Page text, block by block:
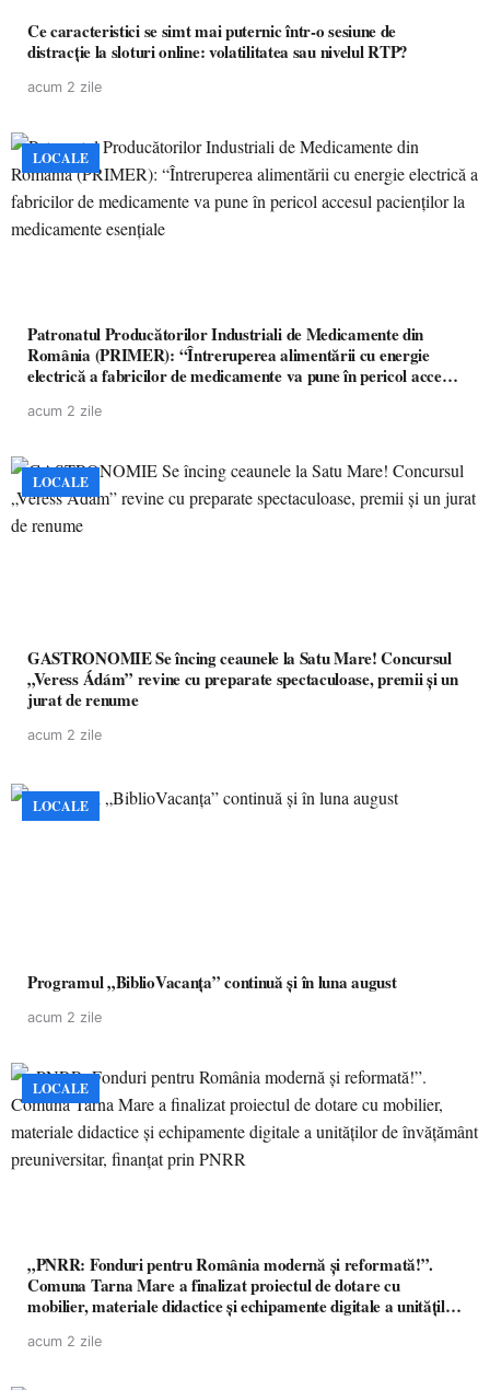
Ce caracteristici se simt mai puternic într-o sesiune de
distracție la sloturi online: volatilitatea sau nivelul RTP?
acum 2 zile
LOCALE
Patronatul Producătorilor Industriali de Medicamente din
România (PRIMER): “Întreruperea alimentării cu energie
electrică a fabricilor de medicamente va pune în pericol accesul
acum 2 zile
LOCALE
GASTRONOMIE Se încing ceaunele la Satu Mare! Concursul
„Veress Ádám” revine cu preparate spectaculoase, premii și un
jurat de renume
acum 2 zile
LOCALE
Programul „BiblioVacanța” continuă și în luna august
acum 2 zile
LOCALE
„PNRR: Fonduri pentru România modernă și reformată!”.
Comuna Tarna Mare a finalizat proiectul de dotare cu
mobilier, materiale didactice și echipamente digitale a unităților
acum 2 zile